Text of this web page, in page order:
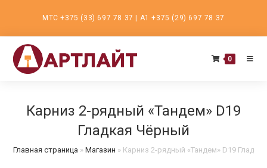
содержимому
МТС +375 (33) 697 78 37 | А1 +375 (29) 697 78 37
0
Карниз 2-рядный «Тандем» D19
Гладкая Чёрный
Главная страница »Магазин » Карниз 2-рядный «Тандем» D19